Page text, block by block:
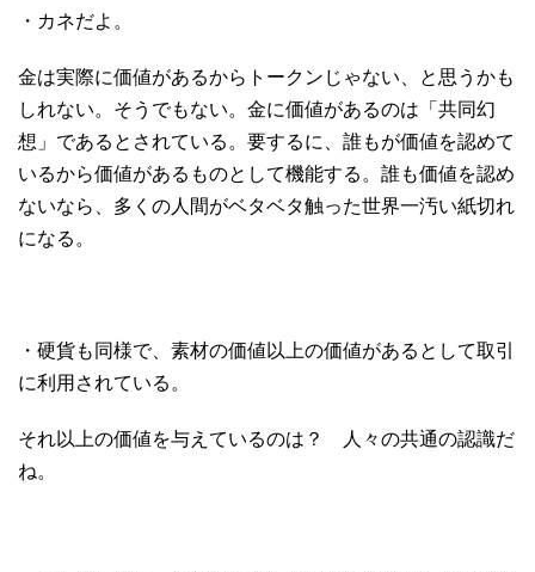
・カネだよ。
金は実際に価値があるからトークンじゃない、と思うかも
しれない。そうでもない。金に価値があるのは「共同幻
想」であるとされている。要するに、誰もが価値を認めて
いるから価値があるものとして機能する。誰も価値を認め
ないなら、多くの人間がベタベタ触った世界一汚い紙切れ
になる。
・硬貨も同様で、素材の価値以上の価値があるとして取引
に利用されている。
それ以上の価値を与えているのは？ 人々の共通の認識だ
ね。